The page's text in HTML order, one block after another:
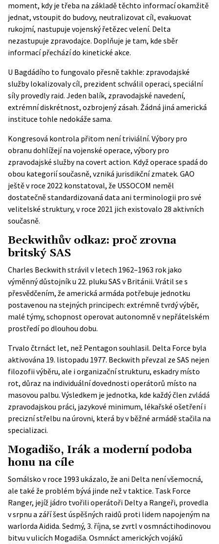
moment, kdy je třeba na základě těchto informací okamžitě
jednat, vstoupit do budovy, neutralizovat cíl, evakuovat
rukojmí, nastupuje vojenský řetězec velení. Delta
nezastupuje zpravodajce. Doplňuje je tam, kde sběr
informací přechází do kinetické akce.
U Bagdádího to fungovalo přesně takhle: zpravodajské
služby lokalizovaly cíl, prezident schválil operaci, speciální
síly provedly raid. Jeden balík, zpravodajské navedení,
extrémní diskrétnost, ozbrojený zásah. Žádná jiná americká
instituce tohle nedokáže sama.
Kongresová kontrola přitom není triviální. Výbory pro
obranu dohlížejí na vojenské operace, výbory pro
zpravodajské služby na covert action. Když operace spadá do
obou kategorií současně, vzniká jurisdikční zmatek. GAO
ještě v roce 2022 konstatoval, že USSOCOM neměl
dostatečně standardizovaná data ani terminologii pro své
velitelské struktury, v roce 2021 jich existovalo 28 aktivních
současně.
Beckwithův odkaz: proč zrovna
britský SAS
Charles Beckwith strávil v letech 1962–1963 rok jako
výměnný důstojník u 22. pluku SAS v Británii. Vrátil se s
přesvědčením, že americká armáda potřebuje jednotku
postavenou na stejných principech: extrémně tvrdý výběr,
malé týmy, schopnost operovat autonomně v nepřátelském
prostředí po dlouhou dobu.
Trvalo čtrnáct let, než Pentagon souhlasil. Delta Force byla
aktivována 19. listopadu 1977. Beckwith převzal ze SAS nejen
filozofii výběru, ale i organizační strukturu, eskadry místo
rot, důraz na individuální dovednosti operátorů místo na
masovou palbu. Výsledkem je jednotka, kde každý člen zvládá
zpravodajskou práci, jazykové minimum, lékařské ošetření i
precizní střelbu na úrovni, která by v běžné armádě stačila na
specializaci.
Mogadišo, Irák a moderní podoba
honu na cíle
Somálsko v roce 1993 ukázalo, že ani Delta není všemocná,
ale také že problém bývá jinde než v taktice. Task Force
Ranger, jejíž jádro tvořili operátoři Delty a Rangeři, provedla
v srpnu a září šest úspěšných raidů proti lidem napojeným na
warlorda Aidida. Sedmý, 3. října, se zvrtl v osmnáctihodinovou
bitvu v ulicích Mogadiša. Osmnáct amerických vojáků